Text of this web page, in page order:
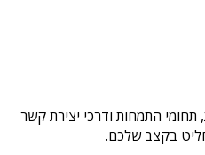
התמחות ודרכי יצירת קשר
בקצב שלכם.